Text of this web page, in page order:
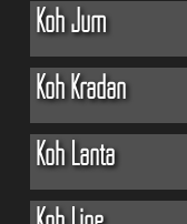
Koh Jum
Koh Kradan
Koh Lanta